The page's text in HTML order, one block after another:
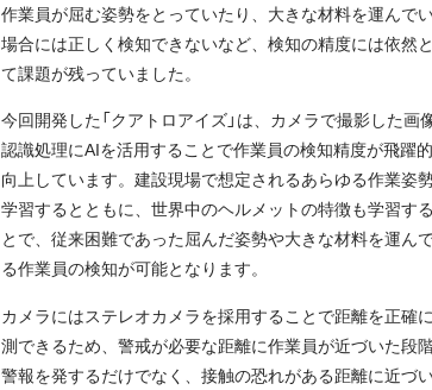
作業員が屈む姿勢をとっていたり、大きな材料を運んで
場合には正しく検知できないなど、検知の精度には依然
て課題が残っていました。
今回開発した「クアトロアイズ」は、カメラで撮影した画
認識処理にAIを活用することで作業員の検知精度が飛躍
向上しています。建設現場で想定されるあらゆる作業姿
学習するとともに、世界中のヘルメットの特徴も学習す
とで、従来困難であった屈んだ姿勢や大きな材料を運ん
る作業員の検知が可能となります。
カメラにはステレオカメラを採用することで距離を正確
測できるため、警戒が必要な距離に作業員が近づいた段
警報を発するだけでなく、接触の恐れがある距離に近づ